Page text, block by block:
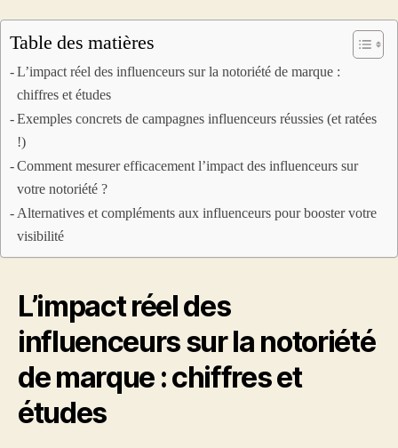
Table des matières
L’impact réel des influenceurs sur la notoriété de marque :
chiffres et études
Exemples concrets de campagnes influenceurs réussies (et ratées
!)
Comment mesurer efficacement l’impact des influenceurs sur
votre notoriété ?
Alternatives et compléments aux influenceurs pour booster votre
visibilité
L’impact réel des
influenceurs sur la notoriété
de marque : chiffres et
études